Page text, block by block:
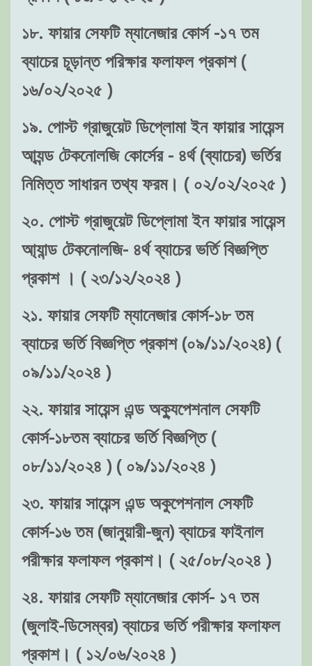
১৮. ফায়ার সেফটি ম্যানেজার কোর্স -১৭ তম
ব্যাচের চূড়ান্ত পরিক্ষার ফলাফল প্রকাশ (
১৬/০২/২০২৫ )
১৯. পোস্ট গ্রাজুয়েট ডিপ্লোমা ইন ফায়ার সায়েন্স
আ্যন্ড টেকনোলজি কোর্সের - ৪র্থ (ব্যাচের) ভর্তির
নিমিত্ত সাধারন তথ্য ফরম। ( ০২/০২/২০২৫ )
২০. পোস্ট গ্রাজুয়েট ডিপ্লোমা ইন ফায়ার সায়েন্স
আ্যান্ড টেকনোলজি- ৪র্থ ব্যাচের ভর্তি বিজ্ঞপ্তি
প্রকাশ । ( ২৩/১২/২০২৪ )
২১. ফায়ার সেফটি ম্যানেজার কোর্স-১৮ তম
ব্যাচের ভর্তি বিজ্ঞপ্তি প্রকাশ (০৯/১১/২০২৪) (
০৯/১১/২০২৪ )
২২. ফায়ার সায়েন্স এন্ড অক্যুপেশনাল সেফটি
কোর্স-১৮তম ব্যাচের ভর্তি বিজ্ঞপ্তি (
০৮/১১/২০২৪ ) ( ০৯/১১/২০২৪ )
২৩. ফায়ার সায়েন্স এন্ড অকুপেশনাল সেফটি
কোর্স-১৬ তম (জানুয়ারী-জুন) ব্যাচের ফাইনাল
পরীক্ষার ফলাফল প্রকাশ। ( ২৫/০৮/২০২৪ )
২৪. ফায়ার সেফটি ম্যানেজার কোর্স- ১৭ তম
(জুলাই-ডিসেম্বর) ব্যাচের ভর্তি পরীক্ষার ফলাফল
প্রকাশ। ( ১২/০৬/২০২৪ )